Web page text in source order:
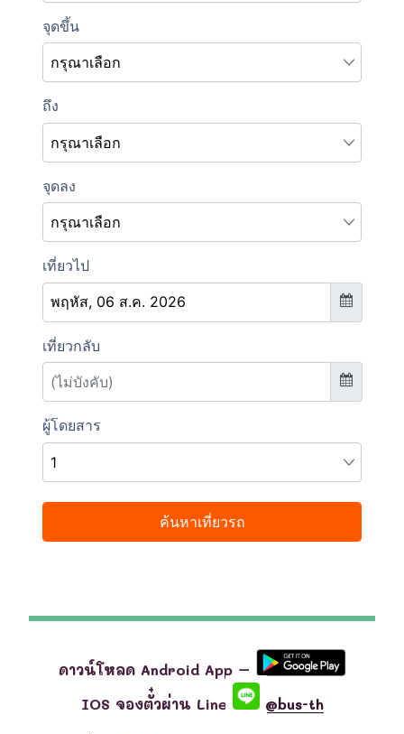
ดาวน์โหลด Android App –
IOS จองตั๋วผ่าน Line
@bus-th